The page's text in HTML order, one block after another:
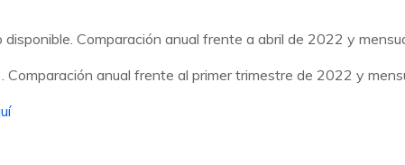
Comparación anual frente a abril de 2022 y
anual frente al primer trimestre de 2022 y